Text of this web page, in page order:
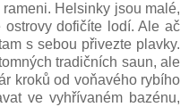
Helsinky jsou malé,
dofičíte lodí. Ale ač
s sebou přivezte plavky.
tradičních saun, ale
kroků od voňavého rybího
ve vyhřívaném bazénu,